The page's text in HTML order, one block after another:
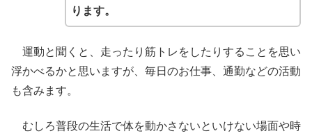
ります。
運動と聞くと、走ったり筋トレをしたりすることを思い
浮かべるかと思いますが、毎日のお仕事、通勤などの活動
も含みます。
むしろ普段の生活で体を動かさないといけない場面や時